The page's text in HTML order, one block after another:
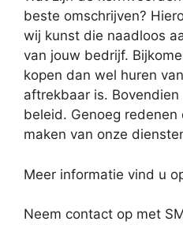
beste omschrijven?
wij kunst die naadloos
van jouw bedrijf.
kopen dan wel huren
aftrekbaar is.
beleid. Genoeg
maken van onze
Meer informatie vind u
Neem contact op met